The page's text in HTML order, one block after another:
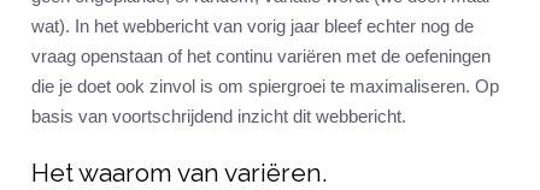
wat). In het webbericht van vorig jaar bleef echter nog de
vraag openstaan of het continu variëren met de oefeningen
die je doet ook zinvol is om spiergroei te maximaliseren. Op
basis van voortschrijdend inzicht dit webbericht.
Het waarom van variëren.